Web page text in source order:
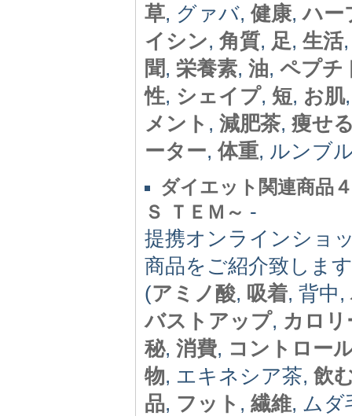
草, グァバ, 健康,ハー
イシン, 角質, 足, 生活
聞, 栄養素, 油, ペプチ
性, シェイプ, 短, お肌
メント , 減肥茶, 痩せ
ーター,体重, ルンブ
ダイエット関連商品
Ｓ ＴＥＭ～ -
提携オンラインショ
商品をご紹介致しま
(アミノ酸, 吸着, 背中,
バストアップ, カロリ
秘, 消費, コントロー
物, エキネシア茶, 飲
品, フット , 繊維, ム